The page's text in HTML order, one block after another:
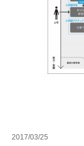
2017/03/25